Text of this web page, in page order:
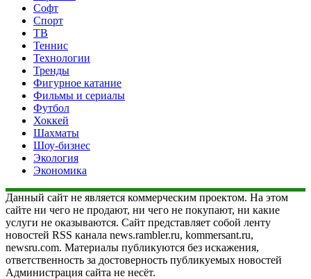
Софт
Спорт
ТВ
Теннис
Технологии
Тренды
Фигурное катание
Фильмы и сериалы
Футбол
Хоккей
Шахматы
Шоу-бизнес
Экология
Экономика
Данный сайт не является коммерческим проектом. На этом
сайте ни чего не продают, ни чего не покупают, ни какие
услуги не оказываются. Сайт представляет собой ленту
новостей RSS канала news.rambler.ru, kommersant.ru,
newsru.com. Материалы публикуются без искажения,
ответственность за достоверность публикуемых новостей
Администрация сайта не несёт.